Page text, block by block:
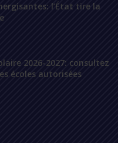
l’État tire la
2026-2027: consultez
écoles autorisées